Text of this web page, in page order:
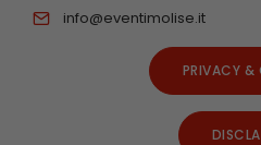
info@eventimolise.it
PRIVACY &